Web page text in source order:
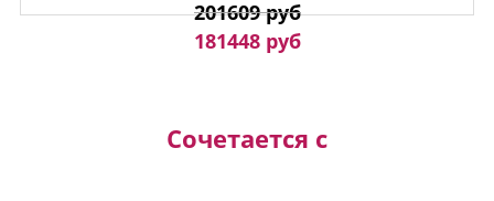
201609 руб
181448 руб
Сочетается с